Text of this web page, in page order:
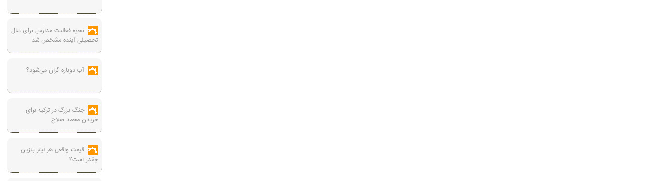
نحوه فعالیت مدارس برای سال
تحصیلی آینده مشخص شد
آب دوباره گران می‌شود؟
جنگ بزرگ در ترکیه برای
خریدن محمد صلاح
قیمت واقعی هر لیتر بنزین
چقدر است؟